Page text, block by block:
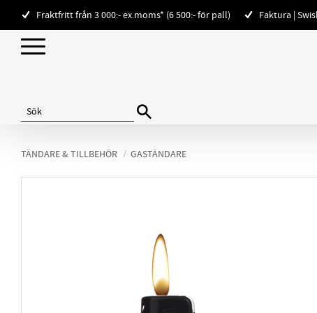
Fraktfritt från 3 000:- ex.moms* (6 500:- för pall) Faktura |
TÄNDARE & TILLBEHÖR GASTÄNDARE